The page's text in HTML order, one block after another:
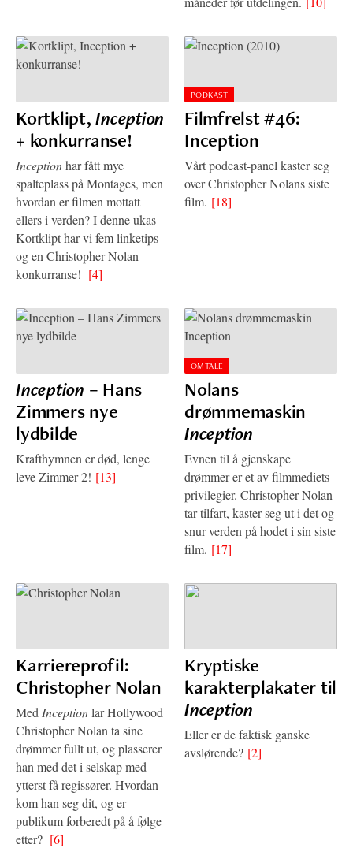
Kortklipt,Inception
+ konkurranse!
Inceptionhar fått mye
spalteplass på Montages, men
hvordan er filmen mottatt
ellers i verden? I denne ukas
Kortklipt har vi fem linketips -
og en Christopher Nolan-
konkurranse! [4]
PODKAST
Filmfrelst #46:
Inception
Vårt podcast-panel kaster seg
over Christopher Nolans siste
film. [18]
Inception – Hans
Zimmers nye
lydbilde
Krafthymnen er død, lenge
leve Zimmer 2! [13]
OMTALE
Nolans
drømmemaskin
Inception
Evnen til å gjenskape
drømmer er et av filmmediets
privilegier. Christopher Nolan
tar tilfart, kaster seg ut i det og
snur verden på hodet i sin siste
film. [17]
Karriereprofil:
Christopher Nolan
Med Inceptionlar Hollywood
Christopher Nolan ta sine
drømmer fullt ut, og plasserer
han med det i selskap med
ytterst få regissører. Hvordan
kom han seg dit, og er
publikum forberedt på å følge
etter? [6]
Kryptiske
karakterplakater til
Inception
Eller er de faktisk ganske
avslørende? [2]